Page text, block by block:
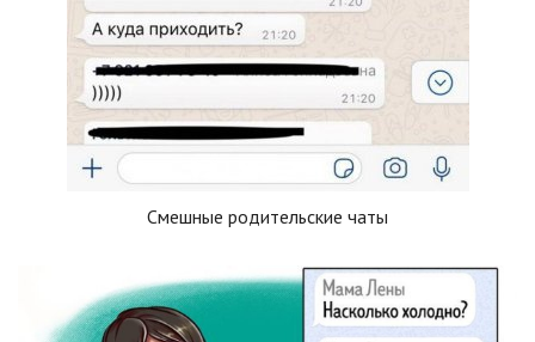
Смешные родительские чаты